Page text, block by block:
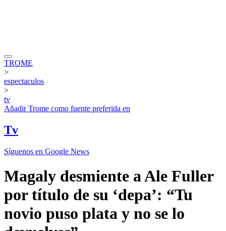
TROME
>
espectaculos
>
tv
AñadirTrome como fuente preferida en
Tv
Síguenos en Google News
Magaly desmiente a Ale Fuller
por título de su ‘depa’: “Tu
novio puso plata y no se lo